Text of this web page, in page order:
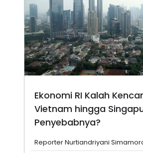
Ekonomi RI Kalah
Vietnam hingga
Penyebabnya?
Reporter Nurtiandriyani